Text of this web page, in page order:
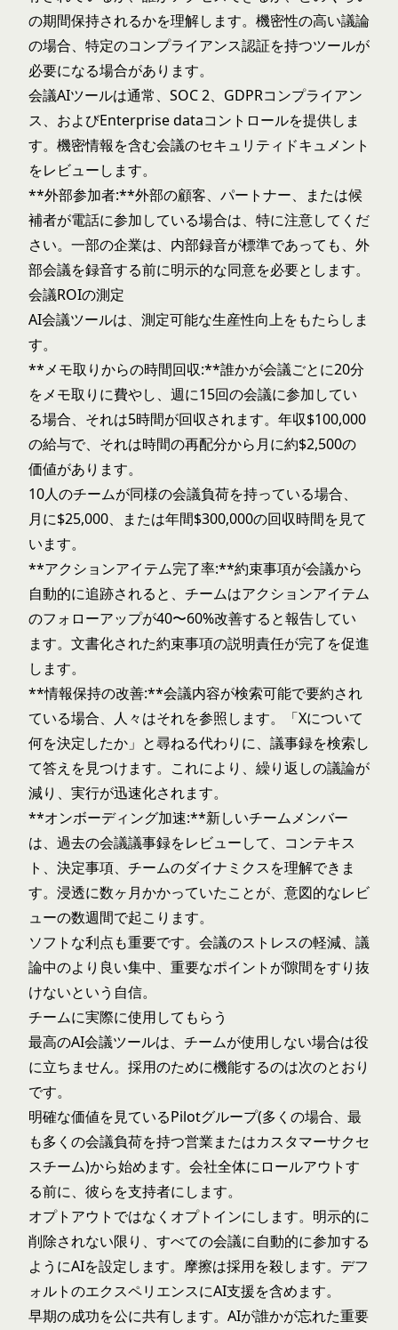
の期間保持されるかを理解します。機密性の高い議論
の場合、特定のコンプライアンス認証を持つツールが
必要になる場合があります。
会議AIツールは通常、SOC 2、GDPRコンプライアン
ス、およびEnterprise dataコントロールを提供しま
す。機密情報を含む会議のセキュリティドキュメント
をレビューします。
**外部参加者:**外部の顧客、パートナー、または候
補者が電話に参加している場合は、特に注意してくだ
さい。一部の企業は、内部録音が標準であっても、外
部会議を録音する前に明示的な同意を必要とします。
会議ROIの測定
AI会議ツールは、測定可能な生産性向上をもたらしま
す。
**メモ取りからの時間回収:**誰かが会議ごとに20分
をメモ取りに費やし、週に15回の会議に参加してい
る場合、それは5時間が回収されます。年収$100,000
の給与で、それは時間の再配分から月に約$2,500の
価値があります。
10人のチームが同様の会議負荷を持っている場合、
月に$25,000、または年間$300,000の回収時間を見て
います。
**アクションアイテム完了率:**約束事項が会議から
自動的に追跡されると、チームはアクションアイテム
のフォローアップが40〜60%改善すると報告してい
ます。文書化された約束事項の説明責任が完了を促進
します。
**情報保持の改善:**会議内容が検索可能で要約され
ている場合、人々はそれを参照します。「Xについて
何を決定したか」と尋ねる代わりに、議事録を検索し
て答えを見つけます。これにより、繰り返しの議論が
減り、実行が迅速化されます。
**オンボーディング加速:**新しいチームメンバー
は、過去の会議議事録をレビューして、コンテキス
ト、決定事項、チームのダイナミクスを理解できま
す。浸透に数ヶ月かかっていたことが、意図的なレビ
ューの数週間で起こります。
ソフトな利点も重要です。会議のストレスの軽減、議
論中のより良い集中、重要なポイントが隙間をすり抜
けないという自信。
チームに実際に使用してもらう
最高のAI会議ツールは、チームが使用しない場合は役
に立ちません。採用のために機能するのは次のとおり
です。
明確な価値を見ているPilotグループ(多くの場合、最
も多くの会議負荷を持つ営業またはカスタマーサクセ
スチーム)から始めます。会社全体にロールアウトす
る前に、彼らを支持者にします。
オプトアウトではなくオプトインにします。明示的に
削除されない限り、すべての会議に自動的に参加する
ようにAIを設定します。摩擦は採用を殺します。デフ
ォルトのエクスペリエンスにAI支援を含めます。
早期の成功を公に共有します。AIが誰かが忘れた重要